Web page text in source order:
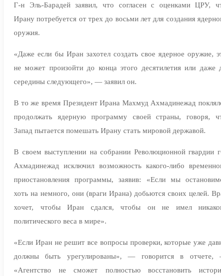
Г-н Эль-Барадей заявил, что согласен с оценками ЦРУ,
Ирану потребуется от трех до восьми лет для создания
оружия.
«Даже если бы Иран захотел создать свое ядерное оружие,
не может произойти до конца этого десятилетия или даже
середины следующего», — заявил он.
В то же время Президент Ирана Махмуд Ахмадинежад
продолжать ядерную программу своей страны, говоря,
Запад пытается помешать Ирану стать мировой державой.
В своем выступлении на собрании Революционной гвардии
Ахмадинежад исключил возможность какого-либо
приостановления программы, заявив: «Если мы
хоть на немного, они (враги Ирана) добьются своих целей.
хочет, чтобы Иран сдался, чтобы он не имел
политического веса в мире».
«Если Иран не решит все вопросы проверки, которые уже
должны быть урегулированы», — говорится в
«Агентство не сможет полностью восстановить